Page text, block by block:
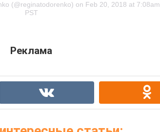
(@reginatodorenko) on Feb 20, 2018 at 7:08am
PST
Реклама